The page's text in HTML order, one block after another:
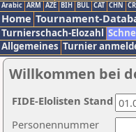
Arabic ARM AZE BIH BUL CAT CHN
Home Tournament-
Turnierschach-Elozahl
Allgemeines Turnier
Willkommen bei
Personennummer
FIDE-Elolisten Stand